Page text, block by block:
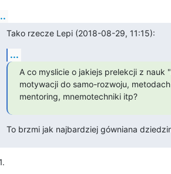
Tako rzecze Lepi (2018-08-29, 11:15):
...
A co myslicie o jakiejs prelekcji z nauk
motywacji do samo-rozwoju,
mentoring, mnemotechniki itp?
To brzmi jak najbardziej gówniana